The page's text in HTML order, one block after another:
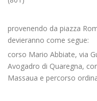
provenendo da piazza
devieranno come segue:
corso Mario Abbiate, via
Avogadro di Quaregna,
Massaua e percorso